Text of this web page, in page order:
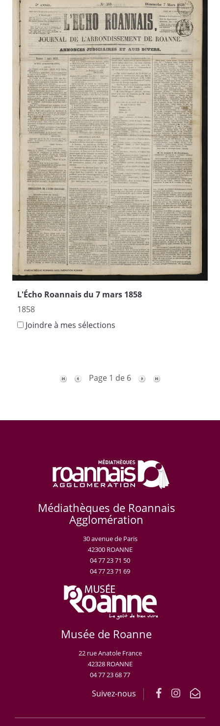
L'Écho Roannais du 7 mars 1858
1858
Joindre à mes sélections
Page 1 de 6
Médiathèques de Roannais
Agglomération
30 avenue de Paris
42300 ROANNE
04 77 23 71 50
04 77 23 71 69
Musée de Roanne
22 rue Anatole France
42328 ROANNE
04 77 23 68 77
Suivez-nous